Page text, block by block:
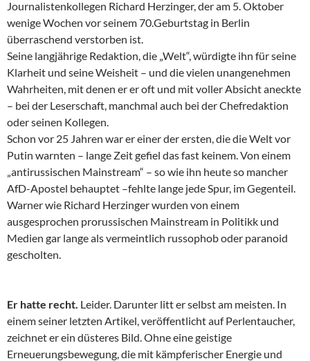
Journalistenkollegen Richard Herzinger, der am 5. Oktober
wenige Wochen vor seinem 70.Geburtstag in Berlin
überraschend verstorben ist.
Seine langjährige Redaktion, die „Welt“, würdigte ihn für seine
Klarheit und seine Weisheit – und die vielen unangenehmen
Wahrheiten, mit denen er er oft und mit voller Absicht aneckte
– bei der Leserschaft, manchmal auch bei der Chefredaktion
oder seinen Kollegen.
Schon vor 25 Jahren war er einer der ersten, die die Welt vor
Putin warnten – lange Zeit gefiel das fast keinem. Von einem
„antirussischen Mainstream“ – so wie ihn heute so mancher
AfD-Apostel behauptet –fehlte lange jede Spur, im Gegenteil.
Warner wie Richard Herzinger wurden von einem
ausgesprochen prorussischen Mainstream in Politikk und
Medien gar lange als vermeintlich russophob oder paranoid
gescholten.
Er hatte recht. Leider. Darunter litt er selbst am meisten. In
einem seiner letzten Artikel, veröffentlicht auf Perlentaucher,
zeichnet er ein düsteres Bild. Ohne eine geistige
Erneuerungsbewegung, die mit kämpferischer Energie und